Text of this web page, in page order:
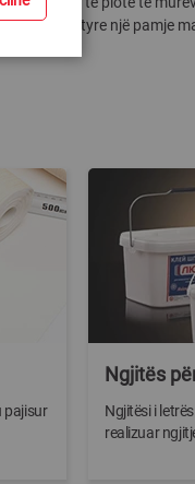
t'u dhënë atyre një pamje
pajisur
Ngjitës
Ngjitësi i
realizuar